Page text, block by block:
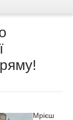
Мрієш